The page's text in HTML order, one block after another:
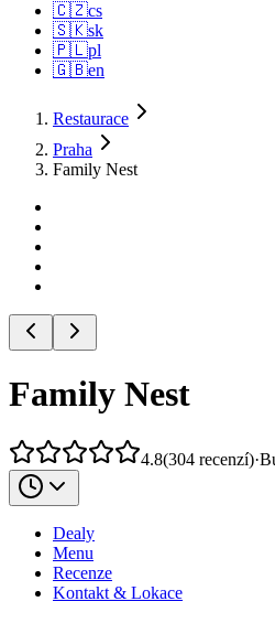
🇨🇿cs
🇸🇰sk
🇵🇱pl
🇬🇧en
Restaurace
Praha
Family Nest
Family Nest
4.8(304 recenzí)·
Dealy
Menu
Recenze
Kontakt & Lokace